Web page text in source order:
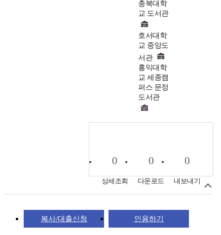
충북대학
교 도서관
호서대학
교 중앙도
서관
홍익대학
교 세종캠
퍼스 문정
도서관
0
상세조회
0
다운로드
0
내보내기
복사/대출신청 인용하기